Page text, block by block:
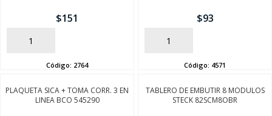
$151
AÑADIR
Código: 2764
$93
AÑADIR
Código: 4571
PLAQUETA SICA + TOMA CORR. 3 EN
LINEA BCO 545290
TABLERO DE EMBUTIR 8 MODULOS
STECK 82SCM8OBR